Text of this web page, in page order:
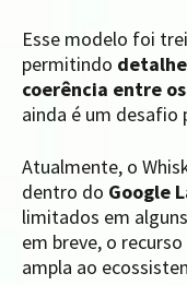
Esse modelo foi
permitindo
coerência entre
ainda é um desafio
Atualmente, o
dentro do Google
limitados em
em breve, o
ampla ao